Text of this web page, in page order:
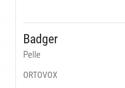
Badger
Pelle
ORTOVOX